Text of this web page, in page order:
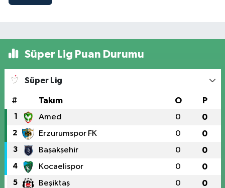
Süper Lig Puan Durumu
Süper Lig
# Takım O P
1 Amed 0 0
2 Erzurumspor FK 0 0
3 Başakşehir 0 0
4 Kocaelispor 0 0
5 Beşiktaş 0 0